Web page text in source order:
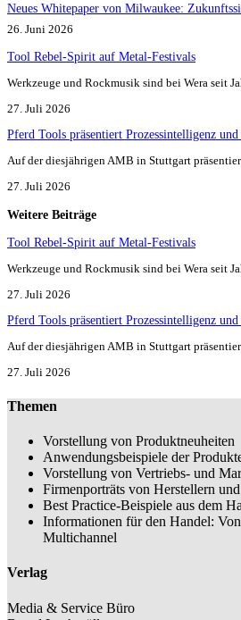
Neues Whitepaper von Milwaukee:
26. Juni 2026
Tool Rebel-Spirit auf Metal-Festivals
Werkzeuge und Rockmusik sind bei Wera seit
27. Juli 2026
Pferd Tools präsentiert Prozessintelligenz
Auf der diesjährigen AMB in Stuttgart
27. Juli 2026
Weitere Beiträge
Tool Rebel-Spirit auf Metal-Festivals
Werkzeuge und Rockmusik sind bei Wera seit
27. Juli 2026
Pferd Tools präsentiert Prozessintelligenz
Auf der diesjährigen AMB in Stuttgart
27. Juli 2026
Themen
Vorstellung von Produktneuheiten
Anwendungsbeispiele der
Vorstellung von Vertriebs- und
Firmenporträts von Herstellern
Best Practice-Beispiele aus dem
Informationen für den Handel:
Multichannel
Verlag
Media & Service Büro